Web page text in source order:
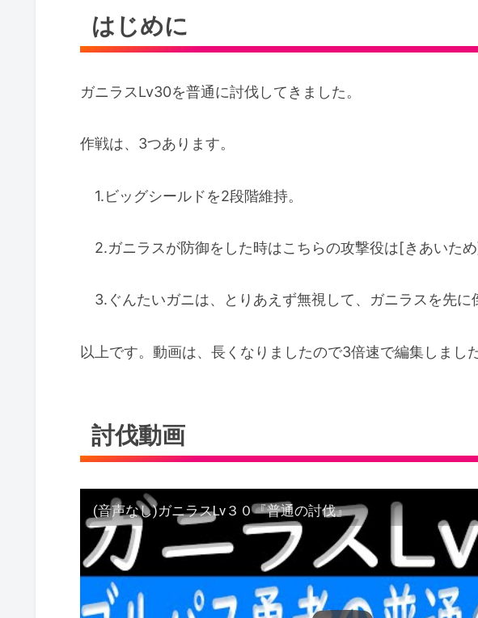
はじめに
ガニラスLv30を普通に討伐してきました。
作戦は、3つあります。
1.ビッグシールドを2段階維持。
2.ガニラスが防御をした時はこちらの攻撃役は[きあいため
3.ぐんたいガニは、とりあえず無視して、ガニラスを先に
以上です。動画は、長くなりましたので3倍速で編集しました
討伐動画
(音声なし)ガニラスLv３０『普通の討伐』